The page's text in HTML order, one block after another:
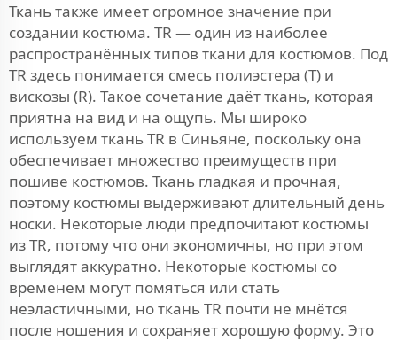
Ткань также имеет огромное значение при
создании костюма. TR — один из наиболее
распространённых типов ткани для костюмов. Под
TR здесь понимается смесь полиэстера (T) и
вискозы (R). Такое сочетание даёт ткань, которая
приятна на вид и на ощупь. Мы широко
используем ткань TR в Синьяне, поскольку она
обеспечивает множество преимуществ при
пошиве костюмов. Ткань гладкая и прочная,
поэтому костюмы выдерживают длительный день
носки. Некоторые люди предпочитают костюмы
из TR, потому что они экономичны, но при этом
выглядят аккуратно. Некоторые костюмы со
временем могут помяться или стать
неэластичными, но ткань TR почти не мнётся
после ношения и сохраняет хорошую форму. Это